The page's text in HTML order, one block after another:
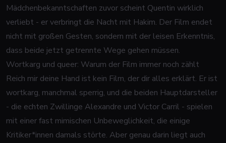
Mädchenbekanntschaften zuvor scheint Quentin wirklich
verliebt - er verbringt die Nacht mit Hakim. Der Film endet
nicht mit großen Gesten, sondern mit der leisen Erkenntnis,
dass beide jetzt getrennte Wege gehen müssen.
Wortkarg und queer: Warum der Film immer noch zählt
Reich mir deine Hand ist kein Film, der dir alles erklärt. Er ist
wortkarg, manchmal sperrig, und die beiden Hauptdarsteller
- die echten Zwillinge Alexandre und Victor Carril - spielen
mit einer fast mimischen Unbeweglichkeit, die einige
Kritiker*innen damals störte. Aber genau darin liegt auch